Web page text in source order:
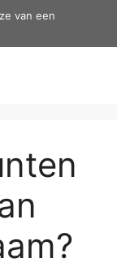
van een